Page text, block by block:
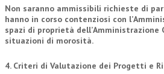
Non saranno ammissibili richieste di
hanno in corso contenziosi con l’
spazi di proprietà dell’Amministrazione
situazioni di morosità.
4. Criteri di Valutazione dei Progetti e